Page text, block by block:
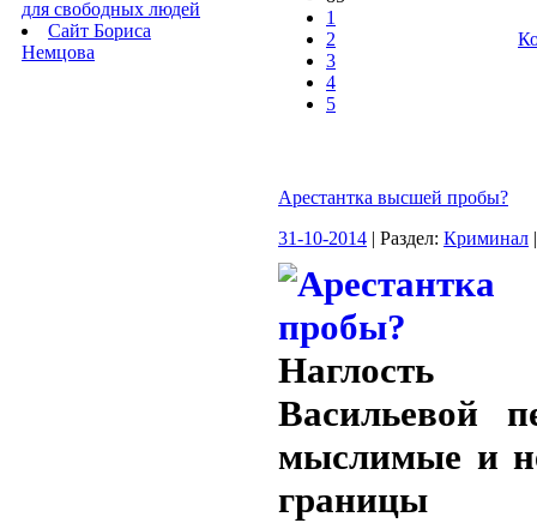
для свободных людей
Сайт Бориса
Немцова
1
2
3
4
5
Арестантка высшей пробы?
31-10-2014 | Раздел: Криминал
Наглость
Васильевой
мыслимые и
границы